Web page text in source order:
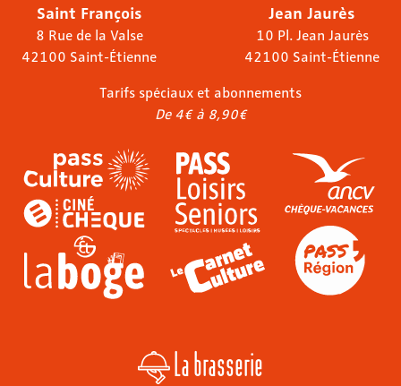
Saint François
8 Rue de la Valse
42100 Saint-Étienne
Jean Jaurès
10 Pl. Jean Jaurès
42100 Saint-Étienne
Tarifs spéciaux et abonnements
De 4€ à 8,90€
La brasserie